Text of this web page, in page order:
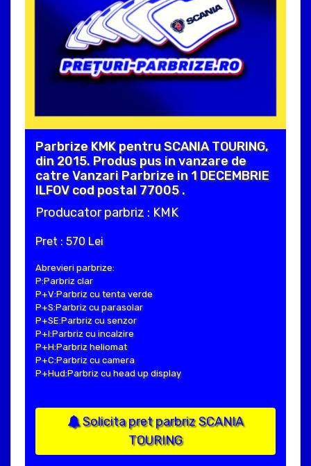
Parbrize KMK pentru SCANIA TOURING,
din 2015. Produs pus in vanzare de
catre Vanzari Parbrize in 1 DECEMBRIE
ILFOV cod postal 77005 .
Producator parbriz : KMK
Pret : 570 Lei
Abrevieri parbrize:
P:Parbriz clar
P+V:Parbriz cu tenta verde
P+S:Parbriz cu parasolar
P+SE:Parbriz cu senzor
P+I:Parbriz cu incalzire
P+H:Parbriz heliomat
P+C:Parbriz cu camera
P+Hud:Parbriz cu head up display
Solicita pret parbriz SCANIA
TOURING